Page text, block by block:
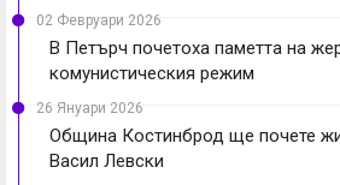
02 Февруари 2026
В Петърч почетоха паметта на
комунистическия режим
26 Януари 2026
Община Костинброд ще почете
Васил Левски